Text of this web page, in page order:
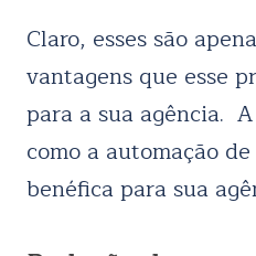
Claro, esses são
vantagens que esse
para a sua agência.
como a automação
benéfica para sua